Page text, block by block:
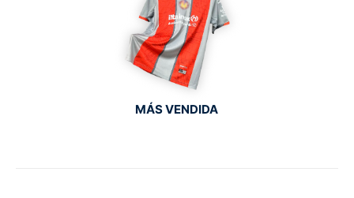
MÁS VENDIDA